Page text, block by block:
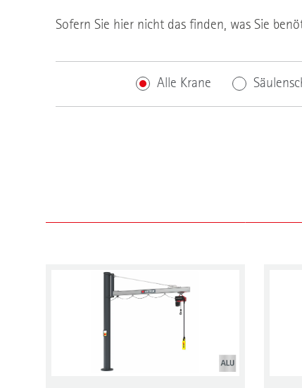
Sofern Sie hier nicht das finden, was Sie
Alle Krane
Schwenken
Von Hand